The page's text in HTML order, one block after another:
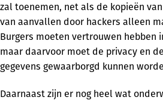
zal toenemen, net als de kopieën
van aanvallen door hackers alleen
Burgers moeten vertrouwen hebben
maar daarvoor moet de privacy en
gegevens gewaarborgd kunnen
Daarnaast zijn er nog heel wat